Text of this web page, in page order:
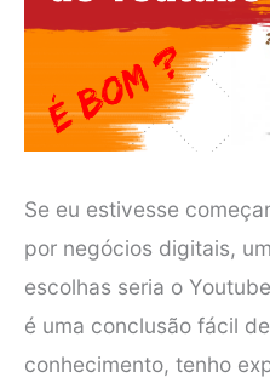
Se eu estivesse
por negócios digitais,
escolhas seria o
é uma conclusão fácil
conhecimento, tenho